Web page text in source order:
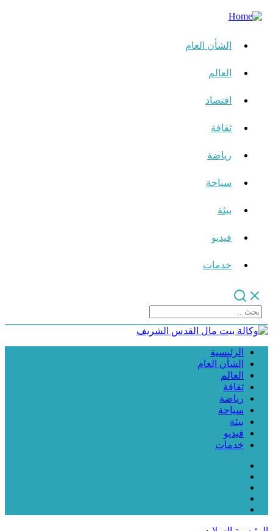
الشأن العام
العالم
اقتصاد
ثقافة
رياضة
سياحة
بيئة
فيديو
خدمات
الرئيسية
الشأن العام
العالم
ثقافة
رياضة
سياحة
بيئة
فيديو
خدمات